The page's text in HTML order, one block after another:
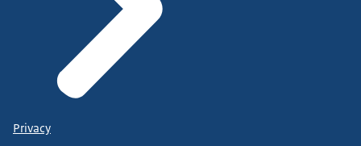
Privacy